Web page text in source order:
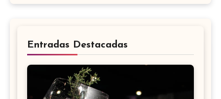
Entradas Destacadas